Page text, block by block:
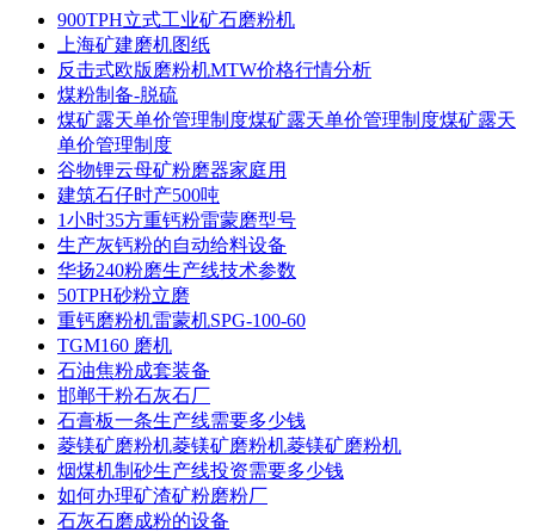
900TPH立式工业矿石磨粉机
上海矿建磨机图纸
反击式欧版磨粉机MTW价格行情分析
煤粉制备-脱硫
煤矿露天单价管理制度煤矿露天单价管理制度煤矿露天
单价管理制度
谷物锂云母矿粉磨器家庭用
建筑石仔时产500吨
1小时35方重钙粉雷蒙磨型号
生产灰钙粉的自动给料设备
华扬240粉磨生产线技术参数
50TPH砂粉立磨
重钙磨粉机雷蒙机SPG-100-60
TGM160 磨机
石油焦粉成套装备
邯郸干粉石灰石厂
石膏板一条生产线需要多少钱
菱镁矿磨粉机菱镁矿磨粉机菱镁矿磨粉机
烟煤机制砂生产线投资需要多少钱
如何办理矿渣矿粉磨粉厂
石灰石磨成粉的设备